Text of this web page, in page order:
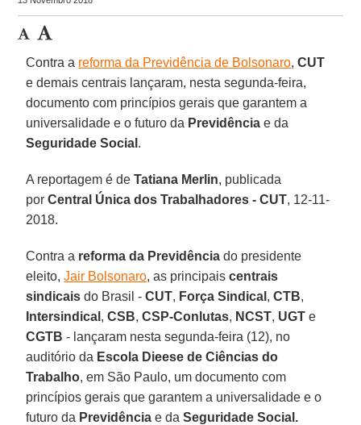
Contra a reforma da Previdência de Bolsonaro,CUT
e demais centrais lançaram, nesta segunda-feira,
documento com princípios gerais que garantem a
universalidade e o futuro da Previdência e da
Seguridade Social .
A reportagem é deTatiana Merlin, publicada
porCentral Única dos Trabalhadores - CUT, 12-11-
2018.
Contra a reforma da Previdência do presidente
eleito,Jair Bolsonaro, as principaiscentrais
sindicais do Brasil -CUT, Força Sindical , CTB,
Intersindical , CSB, CSP-Conlutas, NCST, UGT e
CGTB - lançaram nesta segunda-feira (12), no
auditório da Escola Dieese de Ciências do
Trabalho, em São Paulo, um documento com
princípios gerais que garantem a universalidade e o
futuro da Previdência e daSeguridade Social.